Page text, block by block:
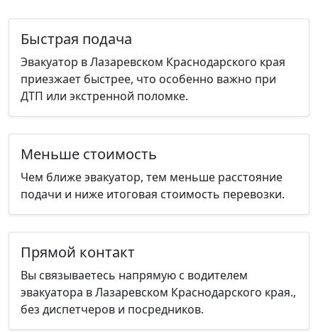
Быстрая подача
Эвакуатор в Лазаревском Краснодарского края
приезжает быстрее, что особенно важно при
ДТП или экстренной поломке.
Меньше стоимость
Чем ближе эвакуатор, тем меньше расстояние
подачи и ниже итоговая стоимость перевозки.
Прямой контакт
Вы связываетесь напрямую с водителем
эвакуатора в Лазаревском Краснодарского края.,
без диспетчеров и посредников.